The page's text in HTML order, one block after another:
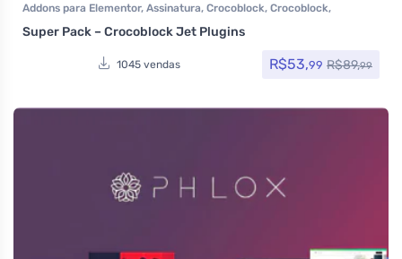
Addons para Elementor, Assinatura, Crocoblock, Crocoblock,
Super Pack – Crocoblock Jet Plugins
1045 vendas R$53,99 R$89,99